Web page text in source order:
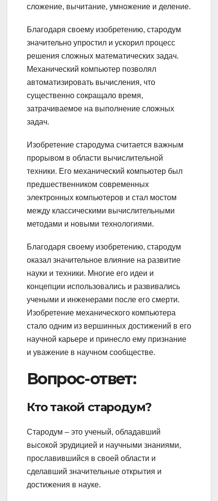
сложение, вычитание, умножение и деление.
Благодаря своему изобретению, стародум
значительно упростил и ускорил процесс
решения сложных математических задач.
Механический компьютер позволял
автоматизировать вычисления, что
существенно сокращало время,
затрачиваемое на выполнение сложных
задач.
Изобретение стародума считается важным
прорывом в области вычислительной
техники. Его механический компьютер был
предшественником современных
электронных компьютеров и стал мостом
между классическими вычислительными
методами и новыми технологиями.
Благодаря своему изобретению, стародум
оказал значительное влияние на развитие
науки и техники. Многие его идеи и
концепции использовались и развивались
учеными и инженерами после его смерти.
Изобретение механического компьютера
стало одним из вершинных достижений в его
научной карьере и принесло ему признание
и уважение в научном сообществе.
Вопрос-ответ:
Кто такой стародум?
Стародум – это ученый, обладавший
высокой эрудицией и научными знаниями,
прославившийся в своей области и
сделавший значительные открытия и
достижения в науке.